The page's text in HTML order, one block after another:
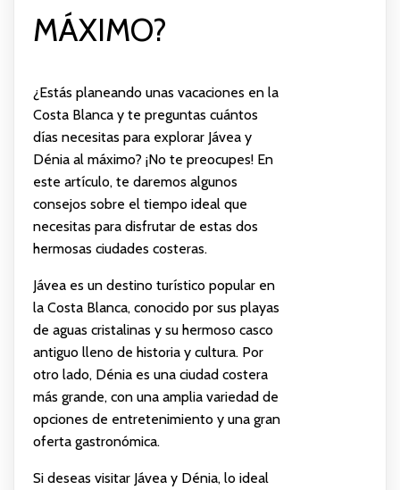
MÁXIMO?
¿Estás planeando unas vacaciones en la
Costa Blanca y te preguntas cuántos
días necesitas para explorar Jávea y
Dénia al máximo? ¡No te preocupes! En
este artículo, te daremos algunos
consejos sobre el tiempo ideal que
necesitas para disfrutar de estas dos
hermosas ciudades costeras.
Jávea es un destino turístico popular en
la Costa Blanca, conocido por sus playas
de aguas cristalinas y su hermoso casco
antiguo lleno de historia y cultura. Por
otro lado, Dénia es una ciudad costera
más grande, con una amplia variedad de
opciones de entretenimiento y una gran
oferta gastronómica.
Si deseas visitar Jávea y Dénia, lo ideal